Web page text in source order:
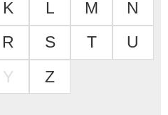
K L M
N
R S T
U
Y Z